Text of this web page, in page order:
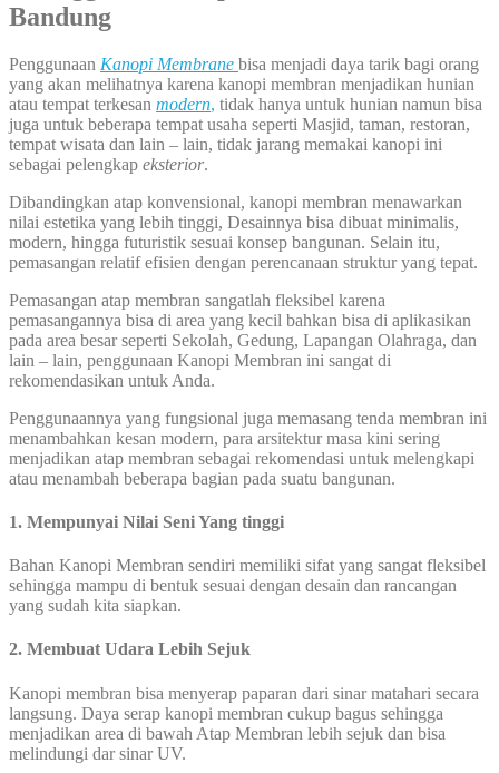
Bandung
Penggunaan Kanopi Membrane bisa menjadi daya tarik bagi orang
yang akan melihatnya karena kanopi membran menjadikan hunian
atau tempat terkesan modern, tidak hanya untuk hunian namun bisa
juga untuk beberapa tempat usaha seperti Masjid, taman, restoran,
tempat wisata dan lain – lain, tidak jarang memakai kanopi ini
sebagai pelengkap eksterior.
Dibandingkan atap konvensional, kanopi membran menawarkan
nilai estetika yang lebih tinggi, Desainnya bisa dibuat minimalis,
modern, hingga futuristik sesuai konsep bangunan. Selain itu,
pemasangan relatif efisien dengan perencanaan struktur yang tepat.
Pemasangan atap membran sangatlah fleksibel karena
pemasangannya bisa di area yang kecil bahkan bisa di aplikasikan
pada area besar seperti Sekolah, Gedung, Lapangan Olahraga, dan
lain – lain, penggunaan Kanopi Membran ini sangat di
rekomendasikan untuk Anda.
Penggunaannya yang fungsional juga memasang tenda membran ini
menambahkan kesan modern, para arsitektur masa kini sering
menjadikan atap membran sebagai rekomendasi untuk melengkapi
atau menambah beberapa bagian pada suatu bangunan.
1. Mempunyai Nilai Seni Yang tinggi
Bahan Kanopi Membran sendiri memiliki sifat yang sangat fleksibel
sehingga mampu di bentuk sesuai dengan desain dan rancangan
yang sudah kita siapkan.
2. Membuat Udara Lebih Sejuk
Kanopi membran bisa menyerap paparan dari sinar matahari secara
langsung. Daya serap kanopi membran cukup bagus sehingga
menjadikan area di bawah Atap Membran lebih sejuk dan bisa
melindungi dar sinar UV.